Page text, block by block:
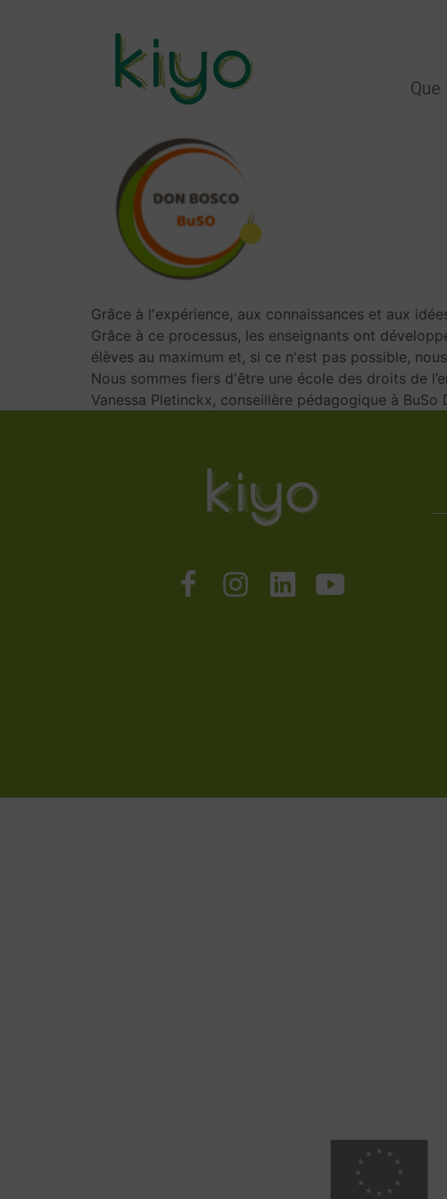
MAIN
NAVIGATION
Grâce à l'expérience, aux connaissances et aux
Grâce à ce processus, les enseignants ont
élèves au maximum et, si ce n'est pas possible,
Nous sommes fiers d'être une école des droits de
Vanessa Pletinckx, conseillère pédagogique à BuSo